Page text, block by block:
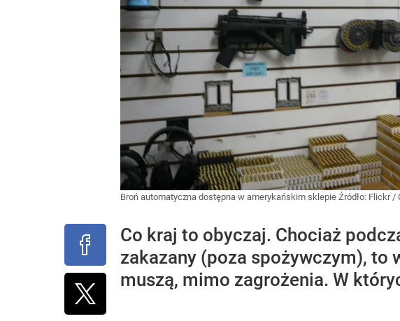
Broń automatyczna dostępna w amerykańskim sklepie Źródło: Flickr/
Co kraj to obyczaj. Chociaż
zakazany (poza spożywczym), to
muszą, mimo zagrożenia. W